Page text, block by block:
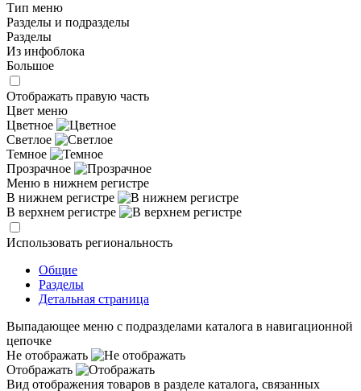
Тип меню
Разделы и подразделы
Разделы
Из инфоблока
Большое
Отображать правую часть
Цвет меню
Цветное
Светлое
Темное
Прозрачное
Меню в нижнем регистре
В нижнем регистре
В верхнем регистре
Использовать региональность
Общие
Разделы
Детальная страница
Выпадающее меню с подразделами каталога в навигационной
цепочке
Не отображать
Отображать
Вид отображения товаров в разделе каталога, связанных